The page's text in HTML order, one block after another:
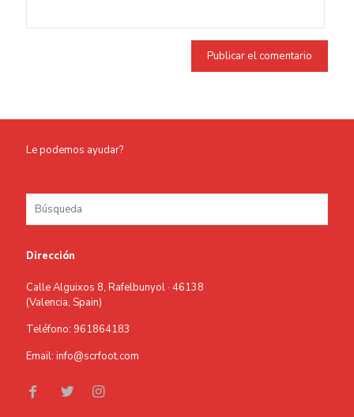
Le podemos ayudar?
Dirección
Calle Alguixos 8, Rafelbunyol · 46138
(Valencia, Spain)
Teléfono: 961864183
Email: info@scrfoot.com